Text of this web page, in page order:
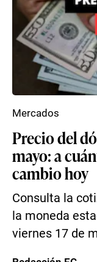
Precio del
mayo: a
cambio hoy
Consulta la
la moneda
viernes 17 de
Mercados